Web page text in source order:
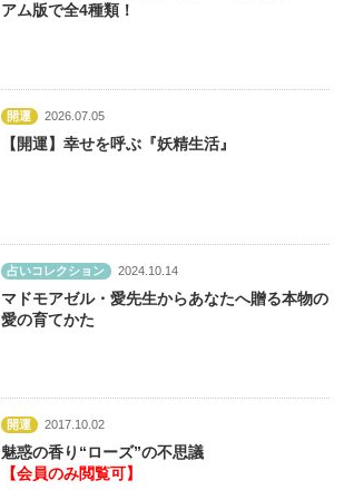
アム版で全4種類！
開運 2026.07.05
【開運】幸せを呼ぶ『妖精生活』
占いコレクション 2024.10.14
マドモアゼル・愛先生からあなたへ贈る本物の
愛の育てかた
開運 2017.10.02
魅惑の香り“ローズ”の不思議
【会員のみ閲覧可】